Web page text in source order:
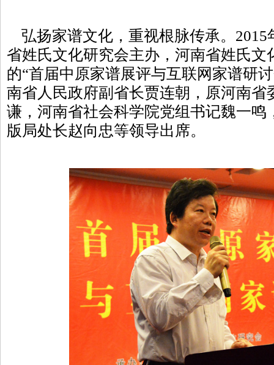
弘扬家谱文化，重视根脉传承。2015
省姓氏文化研究会主办，河南省姓氏文
的“首届中原家谱展评与互联网家谱研
南省人民政府副省长贾连朝，原河南省
谦，河南省社会科学院党组书记魏一鸣
版局处长赵向忠等领导出席。